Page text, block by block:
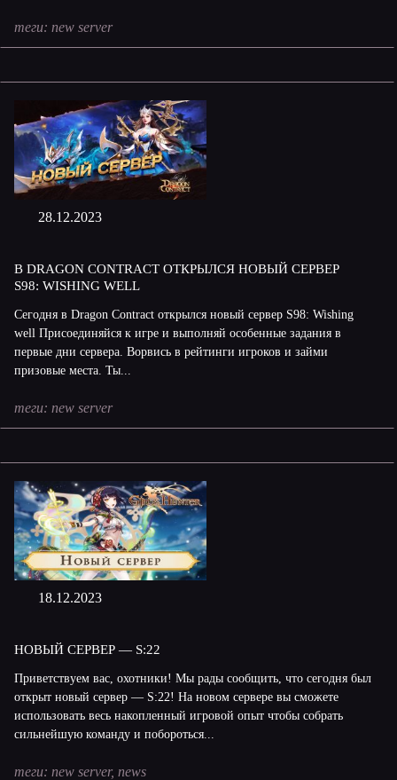
теги: new server
28.12.2023
В DRAGON CONTRACT ОТКРЫЛСЯ НОВЫЙ СЕРВЕР
S98: WISHING WELL
Сегодня в Dragon Contract открылся новый сервер S98: Wishing
well Присоединяйся к игре и выполняй особенные задания в
первые дни сервера. Ворвись в рейтинги игроков и займи
призовые места. Ты...
теги: new server
18.12.2023
HОВЫЙ СЕРВЕР — S:22
Приветствуем вас, охотники! Мы рады сообщить, что сегодня был
открыт новый сервер — S:22! На новом сервере вы сможете
использовать весь накопленный игровой опыт чтобы собрать
сильнейшую команду и побороться...
теги: new server, news